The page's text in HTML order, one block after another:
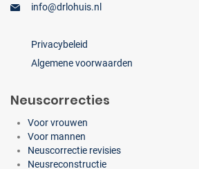
info@drlohuis.nl
Privacybeleid
Algemene voorwaarden
Neuscorrecties
Voor vrouwen
Voor mannen
Neuscorrectie revisies
Neusreconstructie